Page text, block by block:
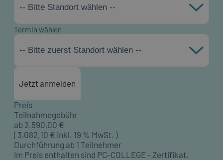
-- Bitte Standort wählen --
Termin wählen
-- Bitte zuerst Standort wählen --
Jetzt anmelden
Preis
Teilnahmegebühr
ab 2.590,00 €
( 3.082,10 € inkl. 19 % MwSt. )
Durchführung ab 1 Teilnehmer
Im Preis enthalten sind PC-COLLEGE - Zertifikat,